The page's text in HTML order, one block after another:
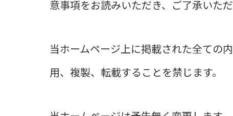
意事項をお読みいただき、ご了承いた
当ホームページ上に掲載された全ての
用、複製、転載することを禁じます。